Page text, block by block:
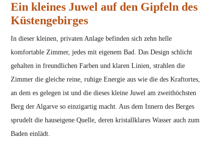
Ein kleines Juwel auf den Gipfeln des
Küstengebirges
In dieser kleinen, privaten Anlage befinden sich zehn helle
komfortable Zimmer, jedes mit eigenem Bad. Das Design schlicht
gehalten in freundlichen Farben und klaren Linien, strahlen die
Zimmer die gleiche reine, ruhige Energie aus wie die des Kraftortes,
an dem es gelegen ist und die dieses kleine Juwel am zweithöchsten
Berg der Algarve so einzigartig macht. Aus dem Innern des Berges
sprudelt die hauseigene Quelle, deren kristallklares Wasser auch zum
Baden einlädt.